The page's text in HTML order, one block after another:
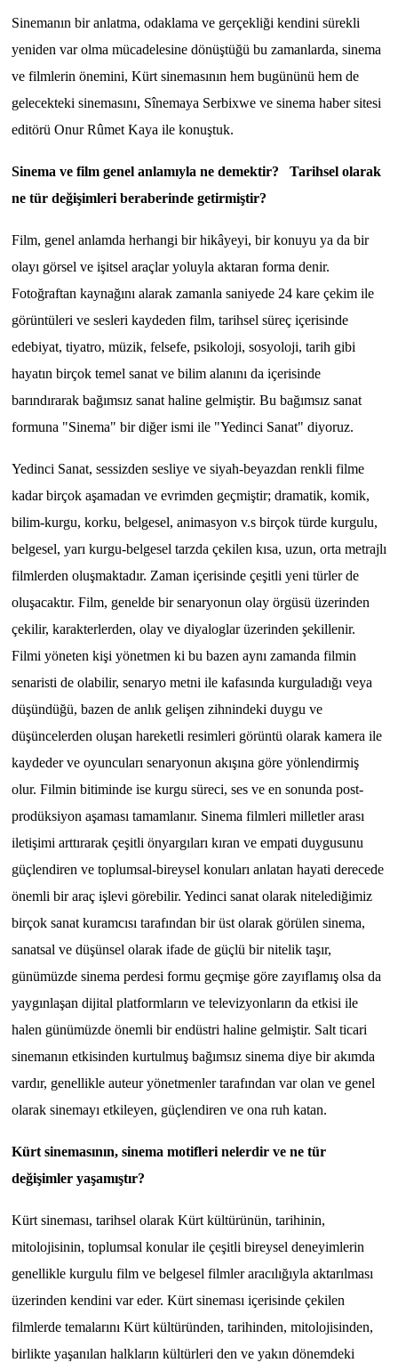
Sinemanın bir anlatma, odaklama ve gerçekliği kendini sürekli
yeniden var olma mücadelesine dönüştüğü bu zamanlarda, sinema
ve filmlerin önemini, Kürt sinemasının hem bugününü hem de
gelecekteki sinemasını, Sînemaya Serbixwe ve sinema haber sitesi
editörü Onur Rûmet Kaya ile konuştuk.
Sinema ve film genel anlamıyla ne demektir? Tarihsel olarak
ne tür değişimleri beraberinde getirmiştir?
Film, genel anlamda herhangi bir hikâyeyi, bir konuyu ya da bir
olayı görsel ve işitsel araçlar yoluyla aktaran forma denir.
Fotoğraftan kaynağını alarak zamanla saniyede 24 kare çekim ile
görüntüleri ve sesleri kaydeden film, tarihsel süreç içerisinde
edebiyat, tiyatro, müzik, felsefe, psikoloji, sosyoloji, tarih gibi
hayatın birçok temel sanat ve bilim alanını da içerisinde
barındırarak bağımsız sanat haline gelmiştir. Bu bağımsız sanat
formuna "Sinema" bir diğer ismi ile "Yedinci Sanat" diyoruz.
Yedinci Sanat, sessizden sesliye ve siyah-beyazdan renkli filme
kadar birçok aşamadan ve evrimden geçmiştir; dramatik, komik,
bilim-kurgu, korku, belgesel, animasyon v.s birçok türde kurgulu,
belgesel, yarı kurgu-belgesel tarzda çekilen kısa, uzun, orta metrajlı
filmlerden oluşmaktadır. Zaman içerisinde çeşitli yeni türler de
oluşacaktır. Film, genelde bir senaryonun olay örgüsü üzerinden
çekilir, karakterlerden, olay ve diyaloglar üzerinden şekillenir.
Filmi yöneten kişi yönetmen ki bu bazen aynı zamanda filmin
senaristi de olabilir, senaryo metni ile kafasında kurguladığı veya
düşündüğü, bazen de anlık gelişen zihnindeki duygu ve
düşüncelerden oluşan hareketli resimleri görüntü olarak kamera ile
kaydeder ve oyuncuları senaryonun akışına göre yönlendirmiş
olur. Filmin bitiminde ise kurgu süreci, ses ve en sonunda post-
prodüksiyon aşaması tamamlanır. Sinema filmleri milletler arası
iletişimi arttırarak çeşitli önyargıları kıran ve empati duygusunu
güçlendiren ve toplumsal-bireysel konuları anlatan hayati derecede
önemli bir araç işlevi görebilir. Yedinci sanat olarak nitelediğimiz
birçok sanat kuramcısı tarafından bir üst olarak görülen sinema,
sanatsal ve düşünsel olarak ifade de güçlü bir nitelik taşır,
günümüzde sinema perdesi formu geçmişe göre zayıflamış olsa da
yaygınlaşan dijital platformların ve televizyonların da etkisi ile
halen günümüzde önemli bir endüstri haline gelmiştir. Salt ticari
sinemanın etkisinden kurtulmuş bağımsız sinema diye bir akımda
vardır, genellikle auteur yönetmenler tarafından var olan ve genel
olarak sinemayı etkileyen, güçlendiren ve ona ruh katan.
Kürt sinemasının, sinema motifleri nelerdir ve ne tür
değişimler yaşamıştır?
Kürt sineması, tarihsel olarak Kürt kültürünün, tarihinin,
mitolojisinin, toplumsal konular ile çeşitli bireysel deneyimlerin
genellikle kurgulu film ve belgesel filmler aracılığıyla aktarılması
üzerinden kendini var eder. Kürt sineması içerisinde çekilen
filmlerde temalarını Kürt kültüründen, tarihinden, mitolojisinden,
birlikte yaşanılan halkların kültürleri den ve yakın dönemdeki